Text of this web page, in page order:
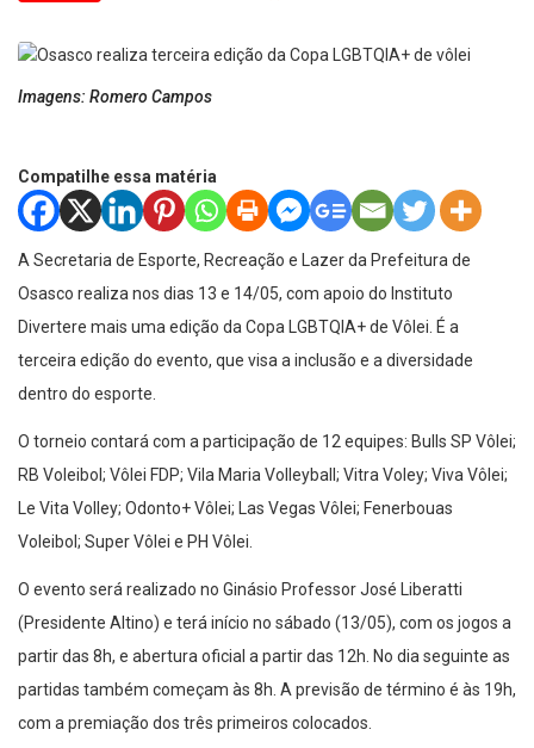
Imagens: Romero Campos
Compatilhe essa matéria
A Secretaria de Esporte, Recreação e Lazer da Prefeitura de
Osasco realiza nos dias 13 e 14/05, com apoio do Instituto
Divertere mais uma edição da Copa LGBTQIA+ de Vôlei. É a
terceira edição do evento, que visa a inclusão e a diversidade
dentro do esporte.
O torneio contará com a participação de 12 equipes: Bulls SP Vôlei;
RB Voleibol; Vôlei FDP; Vila Maria Volleyball; Vitra Voley; Viva Vôlei;
Le Vita Volley; Odonto+ Vôlei; Las Vegas Vôlei; Fenerbouas
Voleibol; Super Vôlei e PH Vôlei.
O evento será realizado no Ginásio Professor José Liberatti
(Presidente Altino) e terá início no sábado (13/05), com os jogos a
partir das 8h, e abertura oficial a partir das 12h. No dia seguinte as
partidas também começam às 8h. A previsão de término é às 19h,
com a premiação dos três primeiros colocados.